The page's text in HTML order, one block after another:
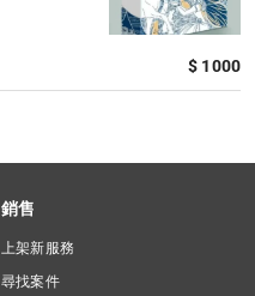
$ 1000
銷售
上架新服務
尋找案件